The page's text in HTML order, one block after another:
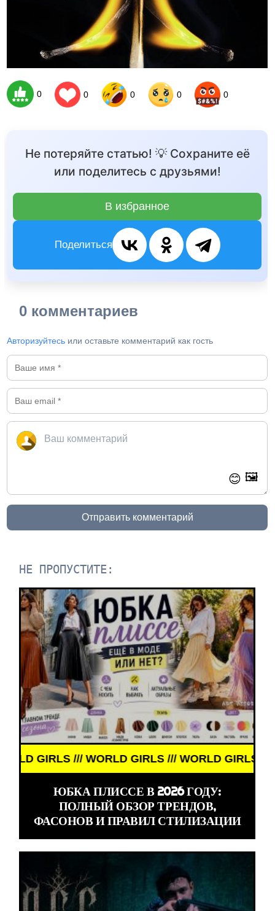
0 0 0 0 0
Не потеряйте статью! 💡 Сохраните её
или поделитесь с друзьями!
В избранное
Поделиться
0 комментариев
Авторизуйтесь или оставьте комментарий как гость
😊 🖼️
Отправить комментарий
НЕ ПРОПУСТИТЕ:
/// WORLD GIRLS /// WORLD GIRLS ///
ЮБКА ПЛИССЕ В 2026 ГОДУ:
ПОЛНЫЙ ОБЗОР ТРЕНДОВ,
ФАСОНОВ И ПРАВИЛ СТИЛИЗАЦИИ